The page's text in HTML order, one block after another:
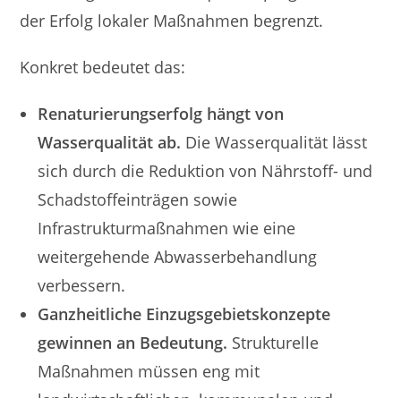
der Erfolg lokaler Maßnahmen begrenzt.
Konkret bedeutet das:
Renaturierungserfolg hängt von
Wasserqualität ab. Die Wasserqualität lässt
sich durch die Reduktion von Nährstoff- und
Schadstoffeinträgen sowie
Infrastrukturmaßnahmen wie eine
weitergehende Abwasserbehandlung
verbessern.
Ganzheitliche Einzugsgebietskonzepte
gewinnen an Bedeutung. Strukturelle
Maßnahmen müssen eng mit